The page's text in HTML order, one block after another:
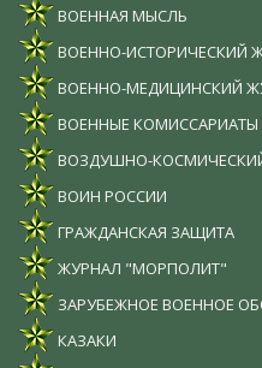
ВОЕННАЯ МЫСЛЬ
ВОЕННО-ИСТОРИЧЕСКИЙ
ВОЕННО-МЕДИЦИНСКИЙ
ВОЕННЫЕ КОМИССАРИАТЫ
ВОЗДУШНО-
ВОИН РОССИИ
ГРАЖДАНСКАЯ ЗАЩИТА
ЖУРНАЛ "МОРПОЛИТ"
ЗАРУБЕЖНОЕ ВОЕННОЕ
КАЗАКИ